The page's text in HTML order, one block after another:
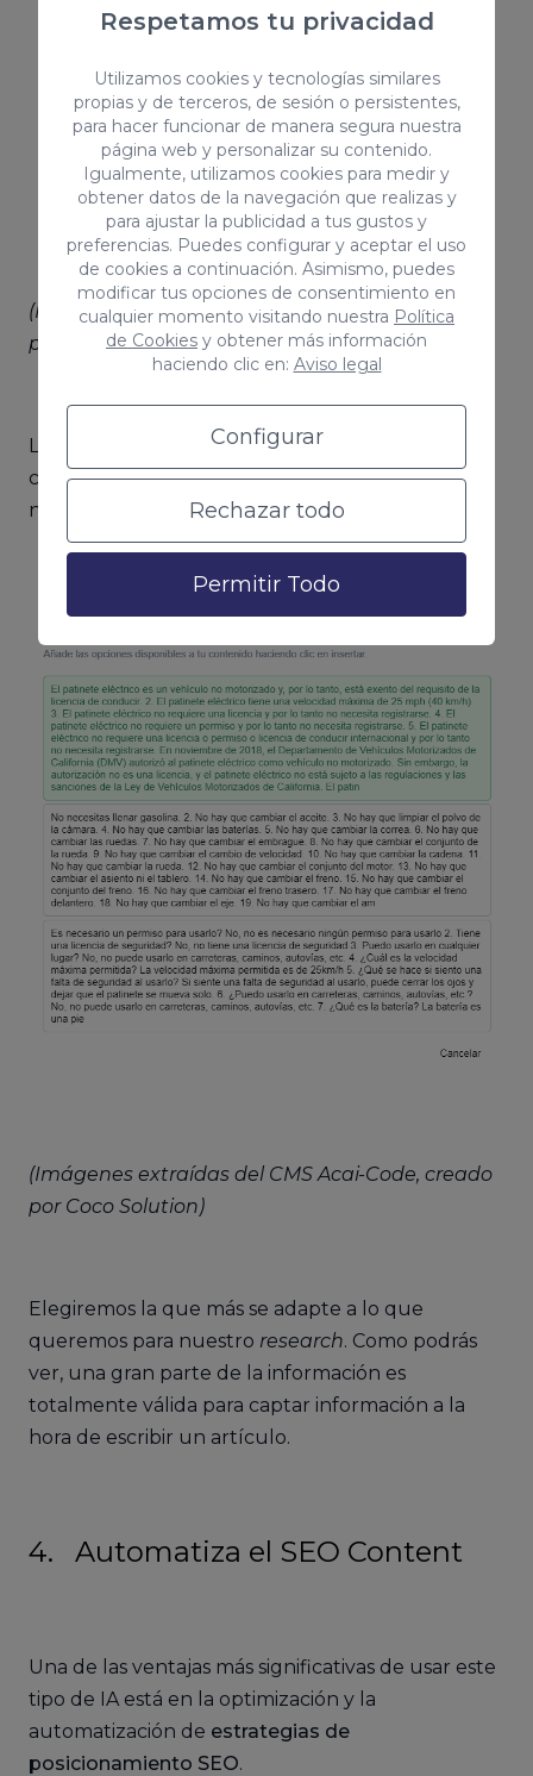
Respetamos tu privacidad
Utilizamos cookies y tecnologías similares
propias y de terceros, de sesión o persistentes,
para hacer funcionar de manera segura nuestra
página web y personalizar su contenido.
Igualmente, utilizamos cookies para medir y
obtener datos de la navegación que realizas y
para ajustar la publicidad a tus gustos y
preferencias. Puedes configurar y aceptar el uso
de cookies a continuación. Asimismo, puedes
modificar tus opciones de consentimiento en
cualquier momento visitando nuestra Política
de Cookies y obtener más información
haciendo clic en: Aviso legal
Configurar
Rechazar todo
Permitir Todo
(Imágenes extraídas del CMS Acai-Code, creado
por Coco Solution)
Le hemos pedido que nos busque 5
características que tiene un patinete eléctrico y
nos va a mostrar 3 opciones:
(Imágenes extraídas del CMS Acai-Code, creado
por Coco Solution)
Elegiremos la que más se adapte a lo que
queremos para nuestro research. Como podrás
ver, una gran parte de la información es
totalmente válida para captar información a la
hora de escribir un artículo.
4. Automatiza el SEO Content
Una de las ventajas más significativas de usar este
tipo de IA está en la optimización y la
automatización de estrategias de
posicionamiento SEO.